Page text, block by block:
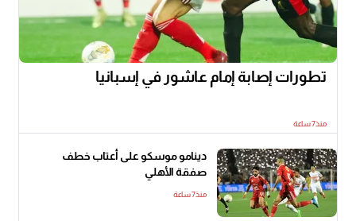
تطورات إصابة إمام عاشور في إسبانيا
منذ7 ساعة
دينامو موسكو على أعتاب خطف
صفقة الأهلي
منذ7 ساعة